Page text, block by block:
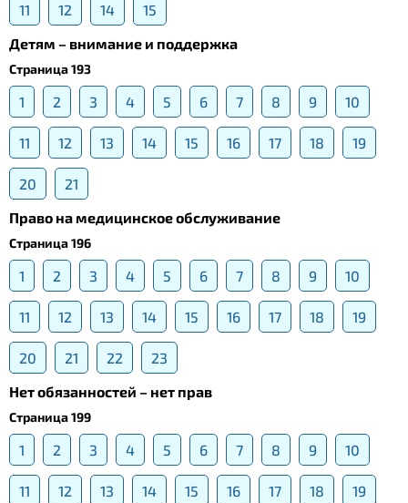
11 12 14
15
Детям – внимание и поддержка
Страница 193
1 2 3 4 5 6 7 8 9 10
11 12 13 14 15 16 17 18 19
20
21
Право на медицинское обслуживание
Страница 196
1 2 3 4 5 6 7 8 9 10
11 12 13 14 15 16 17 18 19
20 21 22
23
Нет обязанностей – нет прав
Страница 199
1 2 3 4 5 6 7 8 9 10
11 12 13 14 15 16 17 18 19